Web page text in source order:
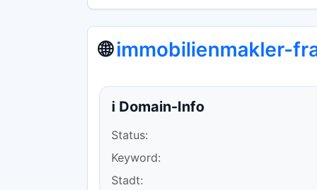
🌐immobilienmakler-
ℹ️ Domain-Info
Status:
Keyword:
Stadt: